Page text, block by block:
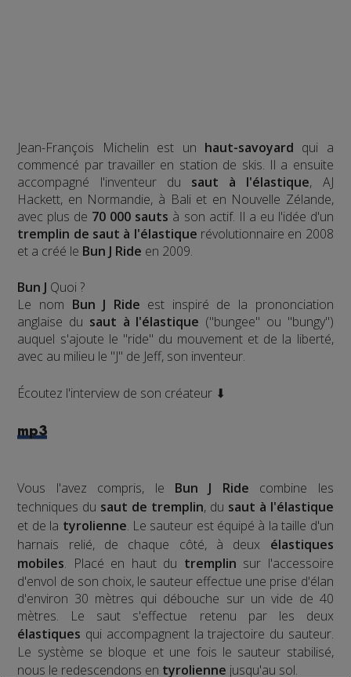
Jean-François Michelin est un haut-savoyard qui a
commencé par travailler en station de skis. Il a ensuite
accompagné l'inventeur du saut à l'élastique, AJ
Hackett, en Normandie, à Bali et en Nouvelle Zélande,
avec plus de 70 000 sauts à son actif. Il a eu l'idée d'un
tremplin de saut à l'élastique révolutionnaire en 2008
et a créé le Bun J Ride en 2009.
Bun J Quoi ?
Le nom Bun J Ride est inspiré de la prononciation
anglaise du saut à l'élastique ("bungee" ou "bungy")
auquel s'ajoute le "ride" du mouvement et de la liberté,
avec au milieu le "J" de Jeff, son inventeur.
Écoutez l'interview de son créateur ⬇
mp3
Vous l'avez compris, le Bun J Ride combine les
techniques du saut de tremplin, du saut à l'élastique
et de la tyrolienne. Le sauteur est équipé à la taille d'un
harnais relié, de chaque côté, à deux élastiques
mobiles. Placé en haut du tremplin sur l'accessoire
d'envol de son choix, le sauteur effectue une prise d'élan
d'environ 30 mètres qui débouche sur un vide de 40
mètres. Le saut s'effectue retenu par les deux
élastiques qui accompagnent la trajectoire du sauteur.
Le système se bloque et une fois le sauteur stabilisé,
nous le redescendons en tyrolienne jusqu'au sol.